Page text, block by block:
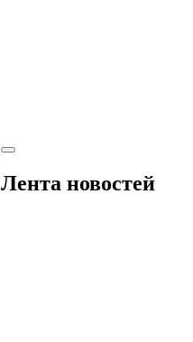
Лента новостей